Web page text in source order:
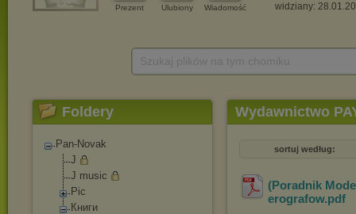
Prezent Ulubiony Wiadomość widziany:
Foldery
Pan-Novak
J
J music
Pic
Книги
Wydawnictwo
sortuj według:
(Poradnik
erografow.pdf